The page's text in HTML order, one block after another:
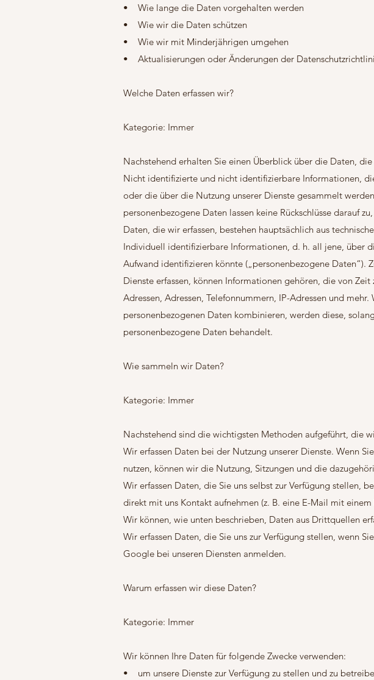
• Wie lange die Daten vorgehalten werden
• Wie wir die Daten schützen
• Wie wir mit Minderjährigen umgehen
• Aktualisierungen oder Änderungen der
Welche Daten erfassen wir?
Kategorie: Immer
Nachstehend erhalten Sie einen Überblick über die Daten, die
Nicht identifizierte und nicht identifizierbare Informationen,
oder die über die Nutzung unserer Dienste gesammelt
personenbezogene Daten lassen keine Rückschlüsse darauf
Daten, die wir erfassen, bestehen hauptsächlich aus
Individuell identifizierbare Informationen, d. h. all jene, über
Aufwand identifizieren könnte („personenbezogene Daten“).
Dienste erfassen, können Informationen gehören, die von
Adressen, Adressen, Telefonnummern, IP-Adressen und
personenbezogenen Daten kombinieren, werden diese,
personenbezogene Daten behandelt.
Wie sammeln wir Daten?
Kategorie: Immer
Nachstehend sind die wichtigsten Methoden aufgeführt, die
Wir erfassen Daten bei der Nutzung unserer Dienste. Wenn
nutzen, können wir die Nutzung, Sitzungen und die
Wir erfassen Daten, die Sie uns selbst zur Verfügung stellen,
direkt mit uns Kontakt aufnehmen (z. B. eine E-Mail mit
Wir können, wie unten beschrieben, Daten aus Drittquellen
Wir erfassen Daten, die Sie uns zur Verfügung stellen, wenn
Google bei unseren Diensten anmelden.
Warum erfassen wir diese Daten?
Kategorie: Immer
Wir können Ihre Daten für folgende Zwecke verwenden:
• um unsere Dienste zur Verfügung zu stellen und zu